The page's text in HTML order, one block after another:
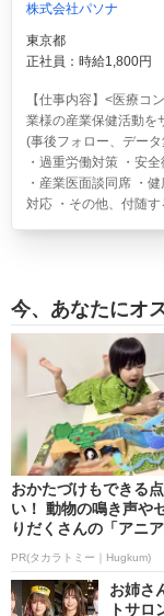
株式会社パソナ
東京都
正社員：時給1,800円
【仕事内容】<医療コ
業様の産業保健活動を
(事後フォロー、デー
・過重労働対策 ・安
・産業医面談同席 ・
対応 ・その他、付随
今、あなたにオ
おかたづけもできる
い！ 動物の鳴き声や
りだくさんの「アニ
PR(タカラトミー｜Hugkum)
お姉さ
トサロ